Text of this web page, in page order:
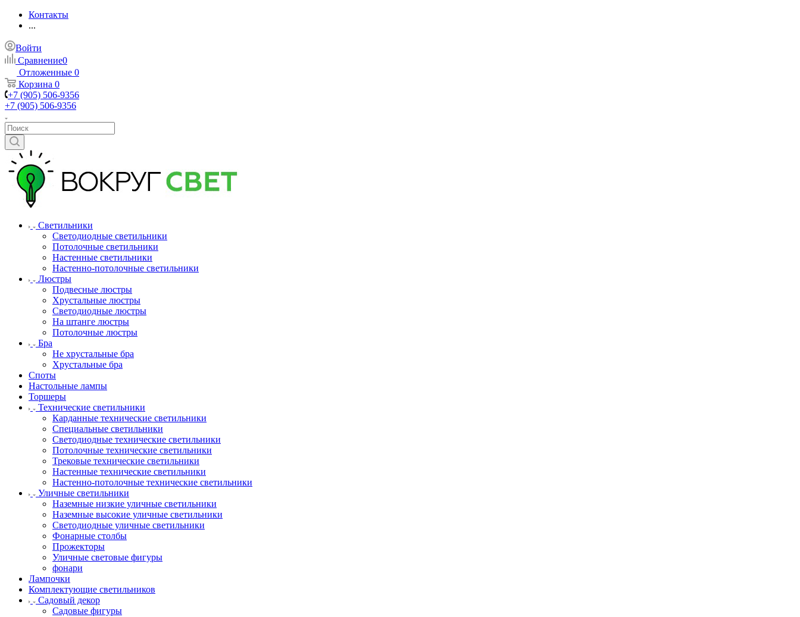
Контакты
...
Войти
Сравнение0
Отложенные 0
Корзина 0
+7 (905) 506-9356
+7 (905) 506-9356
Светильники
Светодиодные светильники
Потолочные светильники
Настенные светильники
Настенно-потолочные светильники
Люстры
Подвесные люстры
Хрустальные люстры
Светодиодные люстры
На штанге люстры
Потолочные люстры
Бра
Не хрустальные бра
Хрустальные бра
Споты
Настольные лампы
Торшеры
Технические светильники
Карданные технические светильники
Специальные светильники
Светодиодные технические светильники
Потолочные технические светильники
Трековые технические светильники
Настенные технические светильники
Настенно-потолочные технические светильники
Уличные светильники
Наземные низкие уличные светильники
Наземные высокие уличные светильники
Светодиодные уличные светильники
Фонарные столбы
Прожекторы
Уличные световые фигуры
фонари
Лампочки
Комплектующие светильников
Садовый декор
Садовые фигуры